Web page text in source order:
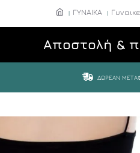
ΓΥΝΑΙΚΑ
Aποστολή &
ΔΩΡΕΆΝ